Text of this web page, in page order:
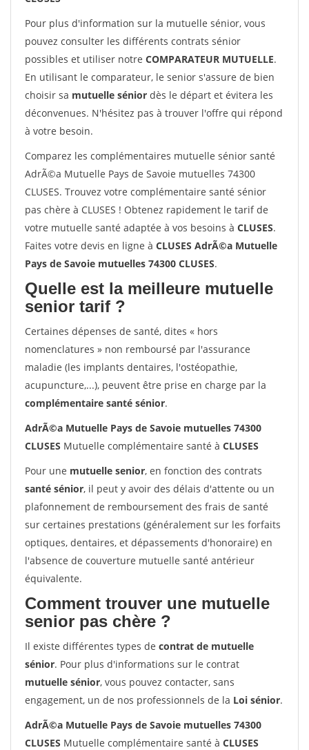
Pour plus d'information sur la mutuelle sénior, vous
pouvez consulter les différents contrats sénior
possibles et utiliser notre COMPARATEUR MUTUELLE.
En utilisant le comparateur, le senior s'assure de bien
choisir sa mutuelle sénior dès le départ et évitera les
déconvenues. N'hésitez pas à trouver l'offre qui répond
à votre besoin.
Comparez les complémentaires mutuelle sénior santé
AdrÃ©a Mutuelle Pays de Savoie mutuelles 74300
CLUSES. Trouvez votre complémentaire santé sénior
pas chère à CLUSES ! Obtenez rapidement le tarif de
votre mutuelle santé adaptée à vos besoins à CLUSES.
Faites votre devis en ligne à CLUSES AdrÃ©a Mutuelle
Pays de Savoie mutuelles 74300 CLUSES.
Quelle est la meilleure mutuelle
senior tarif ?
Certaines dépenses de santé, dites « hors
nomenclatures » non remboursé par l'assurance
maladie (les implants dentaires, l'ostéopathie,
acupuncture,...), peuvent être prise en charge par la
complémentaire santé sénior.
AdrÃ©a Mutuelle Pays de Savoie mutuelles 74300
CLUSES Mutuelle complémentaire santé à CLUSES
Pour une mutuelle senior, en fonction des contrats
santé sénior, il peut y avoir des délais d'attente ou un
plafonnement de remboursement des frais de santé
sur certaines prestations (généralement sur les forfaits
optiques, dentaires, et dépassements d'honoraire) en
l'absence de couverture mutuelle santé antérieur
équivalente.
Comment trouver une mutuelle
senior pas chère ?
Il existe différentes types de contrat de mutuelle
sénior. Pour plus d'informations sur le contrat
mutuelle sénior, vous pouvez contacter, sans
engagement, un de nos professionnels de la Loi sénior.
AdrÃ©a Mutuelle Pays de Savoie mutuelles 74300
CLUSES Mutuelle complémentaire santé à CLUSES